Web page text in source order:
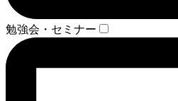
勉強会・セミナー